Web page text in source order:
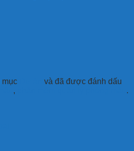
mục
và đã được đánh dấu
,
.